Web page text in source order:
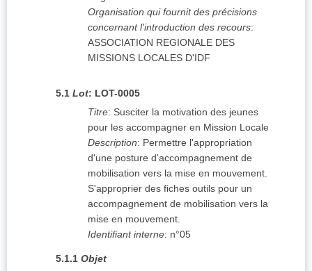
Organisation qui fournit des précisions
concernant l'introduction des recours:
ASSOCIATION REGIONALE DES
MISSIONS LOCALES D'IDF
5.1 Lot: LOT-0005
Titre: Susciter la motivation des jeunes
pour les accompagner en Mission Locale
Description: Permettre l'appropriation
d'une posture d'accompagnement de
mobilisation vers la mise en mouvement.
S'approprier des fiches outils pour un
accompagnement de mobilisation vers la
mise en mouvement.
Identifiant interne: n°05
5.1.1 Objet